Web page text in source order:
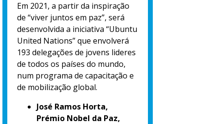
Em 2021, a partir da inspiração
de “viver juntos em paz”, será
desenvolvida a iniciativa “Ubuntu
United Nations” que envolverá
193 delegações de jovens lideres
de todos os países do mundo,
num programa de capacitação e
de mobilização global.
José Ramos Horta,
Prémio Nobel da Paz,